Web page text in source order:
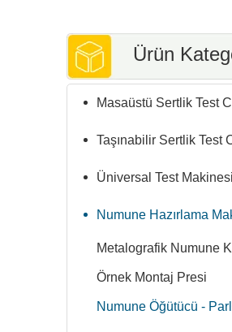
Ürün
Masaüstü Sertlik Test
Taşınabilir Sertlik Test
Üniversal Test Makinesi
Numune Hazırlama
Metalografik Numune
Örnek Montaj Presi
Numune Öğütücü -